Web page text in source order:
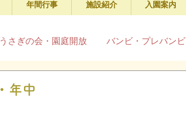
年間行事 施設紹介 入園案内
さぎの会・園庭開放 バンビ・プレバンビ
年中